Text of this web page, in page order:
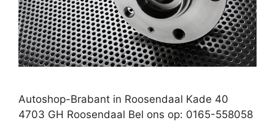
Autoshop-Brabant in Roosendaal Kade 40
4703 GH Roosendaal Bel ons op: 0165-558058